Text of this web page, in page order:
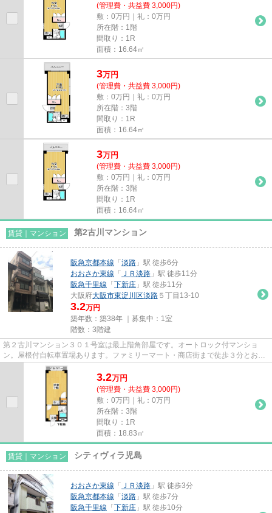
(管理費・共益費 3,000円)
敷：0万円｜礼：0万円
所在階：1階
間取り：1R
面積：16.64㎡
3万円
(管理費・共益費 3,000円)
敷：0万円｜礼：0万円
所在階：3階
間取り：1R
面積：16.64㎡
3万円
(管理費・共益費 3,000円)
敷：0万円｜礼：0万円
所在階：3階
間取り：1R
面積：16.64㎡
賃貸｜マンション 第2古川マンション
阪急京都本線 「 淡路 」駅 徒歩6分
おおさか東線 「 ＪＲ淡路 」駅 徒歩11分
阪急千里線 「 下新庄 」駅 徒歩11分
大阪府大阪市東淀川区淡路 ５丁目13-10
3.2万円
築年数：築38年 ｜募集中： 1室
階数：3階建
第２古川マンション３０１号室は最上階角部屋です。オートロック付マンショ
ン。屋根付自転車置場あります。ファミリーマート・商店街まで徒歩３分とお買
い物がとても便利です。保証会...
3.2万円
(管理費・共益費 3,000円)
敷：0万円｜礼：0万円
所在階：3階
間取り：1R
面積：18.83㎡
賃貸｜マンション シティヴィラ児島
おおさか東線 「 ＪＲ淡路 」駅 徒歩3分
阪急京都本線 「 淡路 」駅 徒歩7分
阪急千里線 「 下新庄 」駅 徒歩10分